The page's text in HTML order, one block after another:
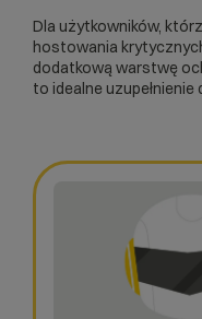
Dla użytkowników,
hostowania
dodatkową warstwę
to idealne uzupełnienie